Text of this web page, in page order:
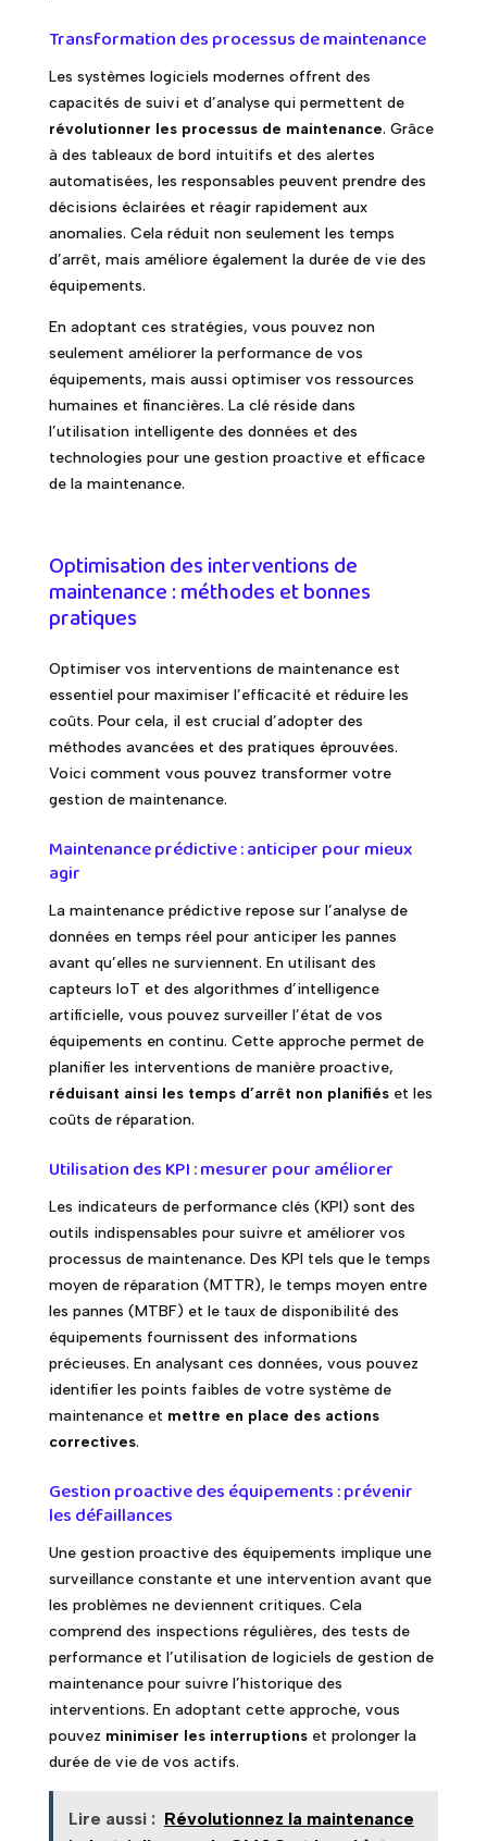
Transformation des processus de maintenance
Les systèmes logiciels modernes offrent des
capacités de suivi et d’analyse qui permettent de
révolutionner les processus de maintenance. Grâce
à des tableaux de bord intuitifs et des alertes
automatisées, les responsables peuvent prendre des
décisions éclairées et réagir rapidement aux
anomalies. Cela réduit non seulement les temps
d’arrêt, mais améliore également la durée de vie des
équipements.
En adoptant ces stratégies, vous pouvez non
seulement améliorer la performance de vos
équipements, mais aussi optimiser vos ressources
humaines et financières. La clé réside dans
l’utilisation intelligente des données et des
technologies pour une gestion proactive et efficace
de la maintenance.
Optimisation des interventions de
maintenance : méthodes et bonnes
pratiques
Optimiser vos interventions de maintenance est
essentiel pour maximiser l’efficacité et réduire les
coûts. Pour cela, il est crucial d’adopter des
méthodes avancées et des pratiques éprouvées.
Voici comment vous pouvez transformer votre
gestion de maintenance.
Maintenance prédictive : anticiper pour mieux
agir
La maintenance prédictive repose sur l’analyse de
données en temps réel pour anticiper les pannes
avant qu’elles ne surviennent. En utilisant des
capteurs IoT et des algorithmes d’intelligence
artificielle, vous pouvez surveiller l’état de vos
équipements en continu. Cette approche permet de
planifier les interventions de manière proactive,
réduisant ainsi les temps d’arrêt non planifiéset les
coûts de réparation.
Utilisation des KPI : mesurer pour améliorer
Les indicateurs de performance clés (KPI) sont des
outils indispensables pour suivre et améliorer vos
processus de maintenance. Des KPI tels que le temps
moyen de réparation (MTTR), le temps moyen entre
les pannes (MTBF) et le taux de disponibilité des
équipements fournissent des informations
précieuses. En analysant ces données, vous pouvez
identifier les points faibles de votre système de
maintenance et mettre en place des actions
correctives.
Gestion proactive des équipements : prévenir
les défaillances
Une gestion proactive des équipements implique une
surveillance constante et une intervention avant que
les problèmes ne deviennent critiques. Cela
comprend des inspections régulières, des tests de
performance et l’utilisation de logiciels de gestion de
maintenance pour suivre l’historique des
interventions. En adoptant cette approche, vous
pouvez minimiser les interruptionset prolonger la
durée de vie de vos actifs.
Lire aussi : Révolutionnez la maintenance